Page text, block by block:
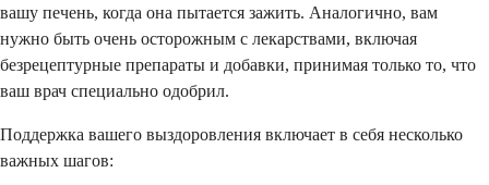
вашу печень, когда она пытается зажить. Аналогично, вам
нужно быть очень осторожным с лекарствами, включая
безрецептурные препараты и добавки, принимая только то, что
ваш врач специально одобрил.
Поддержка вашего выздоровления включает в себя несколько
важных шагов: